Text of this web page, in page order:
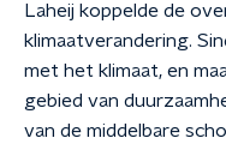
Laheij koppelde de
klimaatverandering.
met het klimaat, en
gebied van
van de middelbare